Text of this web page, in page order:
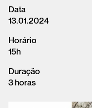
Login
Data
13.01.2024
Horário
15h
Duração
3 horas